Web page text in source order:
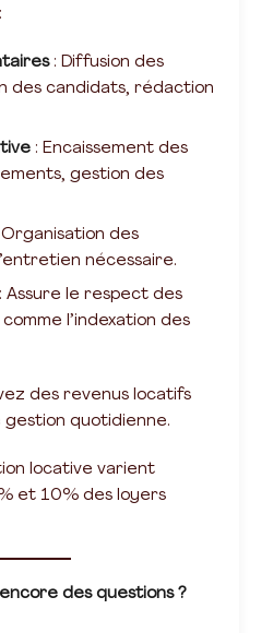
: Diffusion des
des candidats, rédaction
: Encaissement des
gestion des
Organisation des
nécessaire.
: Assure le respect des
l’indexation des
des revenus locatifs
gestion quotidienne.
locative varient
et 10% des loyers
des questions ?